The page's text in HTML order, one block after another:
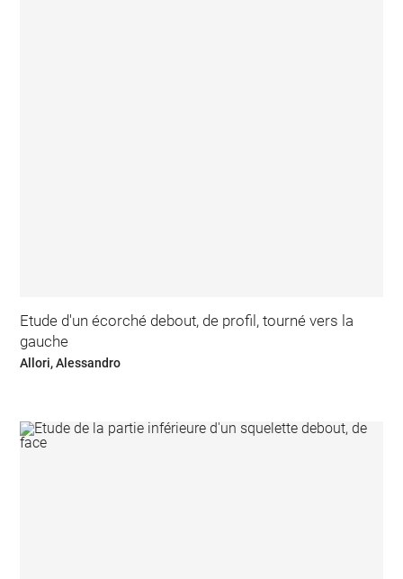
Etude d'un écorché debout, de profil, tourné vers la
gauche
Allori, Alessandro